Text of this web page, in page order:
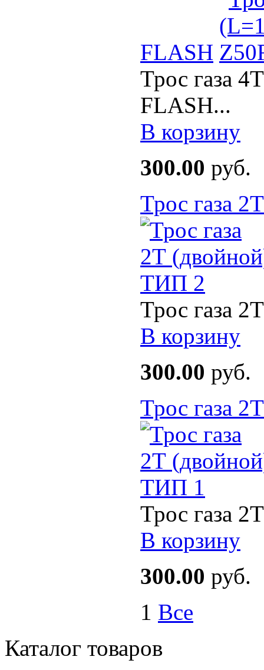
FLASH
Трос газа
FLASH...
В корзину
300.00 руб.
Трос газа
Трос газа
В корзину
300.00 руб.
Трос газа
Трос газа
В корзину
300.00 руб.
1 Все
Каталог товаров